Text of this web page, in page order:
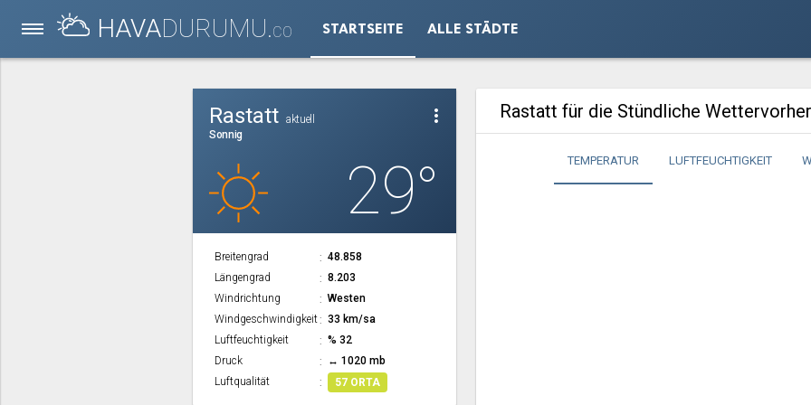
HAVADURUMU.CO STARTSEITE ALLE STÄDTE
more_vert
Rastatt aktuell
Sonnig
29°
Breitengrad
48.858
Längengrad
8.203
Windrichtung
Westen
Windgeschwindigkeit
33 km/sa
Luftfeuchtigkeit
% 32
Druck
↔ 1020 mb
Luftqualität
57 ORTA
Rastatt für die Stündliche
TEMPERATUR LUFTFEUCHTIGKEIT